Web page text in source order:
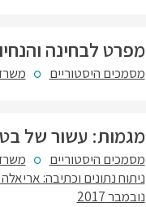
מפרט לבחינה
מסמכים היסטוריים
מגמות: עשור של
מסמכים היסטוריים
ניתוח נתונים וכתיבה:
נובמבר 2017